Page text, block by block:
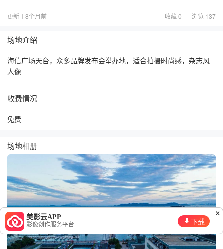
更新于8个月前 收藏 0 浏览 137
场地介绍
海信广场天台，众多品牌发布会举办地，适合拍摄时尚感，杂志风
人像
收费情况
免费
场地相册
美影云APP
影像创作服务平台 下载
×